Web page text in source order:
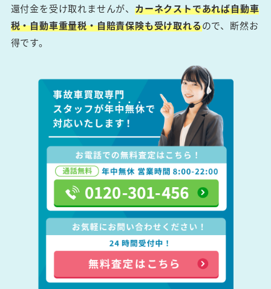
還付金を受け取れませんが、カーネクストであれば自動車
税・自動車重量税・自賠責保険も受け取れるので、断然お
得です。